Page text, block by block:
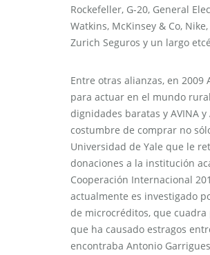
Rockefeller, G-20, General
Watkins, McKinsey & Co,
Zurich Seguros y un largo
Entre otras alianzas, en
para actuar en el mundo
dignidades baratas y AVINA
costumbre de comprar no
Universidad de Yale que le
donaciones a la institución
Cooperación Internacional
actualmente es investigado
de microcréditos, que
que ha causado estragos
encontraba Antonio